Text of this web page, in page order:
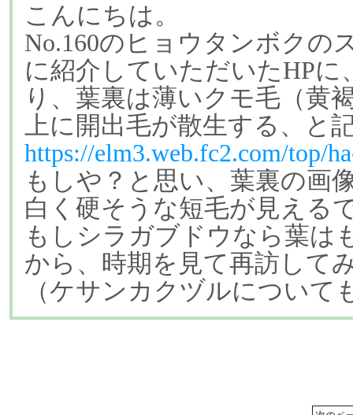
こんにちは。
No.160のヒョウタンボクの
に紹介していただいたHP
り、葉裏は薄いクモ毛（黄
上に開出毛が散生する、と
https://elm3.web.fc2.com/top/
もしや？と思い、葉裏の画
白く硬そうな短毛が見える
もしシラガブドウなら葉は
から、時期を見て再訪して
（ケサンカクヅルについて